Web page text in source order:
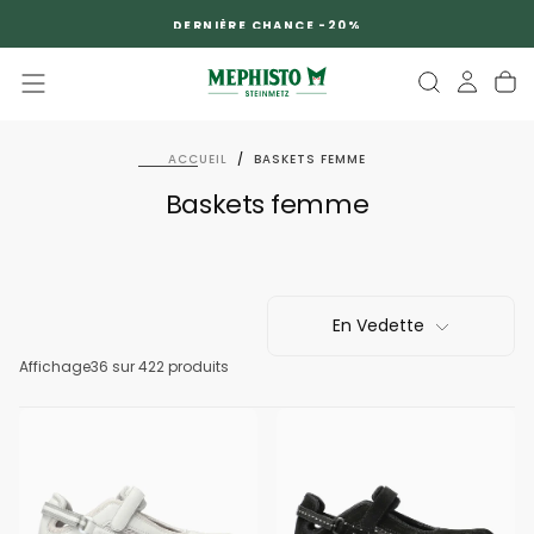
DERNIÈRE CHANCE -20%
ACCUEIL / BASKETS FEMME
Baskets femme
En Vedette
Affichage36 sur 422 produits